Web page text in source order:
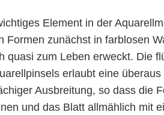
Element in der
Formen zunächst in farblosen
quasi zum Leben erweckt. Die
erlaubt eine
Ausbreitung, so dass die
und das Blatt allmählich mit